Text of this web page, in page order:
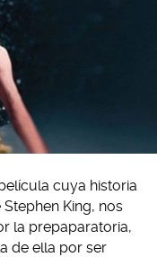
cuya historia
King, nos
la prepaparatoria,
de ella por ser